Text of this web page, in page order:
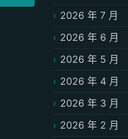
2026 年 7 月
2026 年 6 月
2026 年 5 月
2026 年 4 月
2026 年 3 月
2026 年 2 月